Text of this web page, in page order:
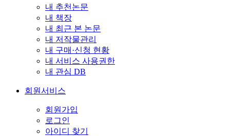
내 추천논문
내 책장
내 최근 본 논문
내 저작물관리
내 구매·신청 현황
내 서비스 사용권한
내 관심 DB
회원서비스
회원가입
로그인
아이디 찾기